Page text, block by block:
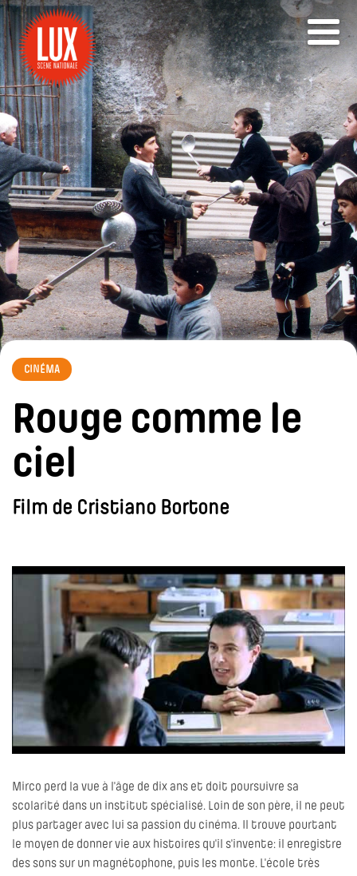
CINÉMA
Rouge comme le
ciel
Film de Cristiano Bortone
Mirco perd la vue à l'âge de dix ans et doit poursuivre sa
scolarité dans un institut spécialisé. Loin de son père, il ne peut
plus partager avec lui sa passion du cinéma. Il trouve pourtant
le moyen de donner vie aux histoires qu'il s'invente: il enregistre
des sons sur un magnétophone, puis les monte. L'école très